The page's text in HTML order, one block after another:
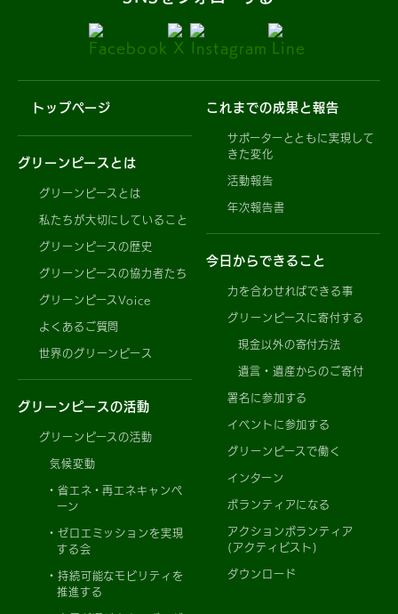
トップページ
グリーンピースとは
グリーンピースとは
私たちが大切にしていること
グリーンピースの歴史
グリーンピースの協力者たち
グリーンピースVoice
よくあるご質問
世界のグリーンピース
グリーンピースの活動
グリーンピースの活動
気候変動
省エネ・再エネキャンペ
ーン
ゼロエミッションを実現
する会
持続可能なモビリティを
推進する
これまでの成果と報告
サポーターとともに実現して
きた変化
活動報告
年次報告書
今日からできること
力を合わせればできる事
グリーンピースに寄付する
現金以外の寄付方法
遺言・遺産からのご寄付
署名に参加する
イベントに参加する
グリーンピースで働く
インターン
ボランティアになる
アクションボランティア
(アクティビスト)
ダウンロード